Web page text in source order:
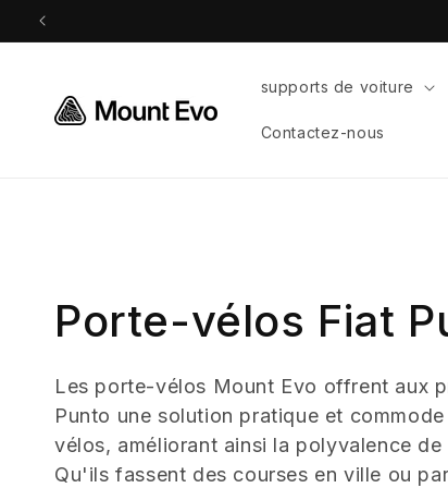
passer
au
supports de voiture
Contactez-nous
C
o
l
Porte-vélos Fiat
Les porte-vélos Mount Evo offrent aux
Punto une solution pratique et
vélos, améliorant ainsi la polyvalence
Qu'ils fassent des courses en ville ou